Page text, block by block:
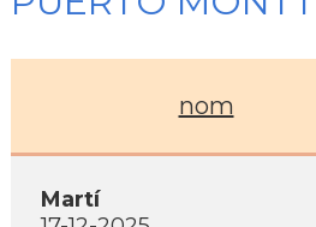
nom
Martí